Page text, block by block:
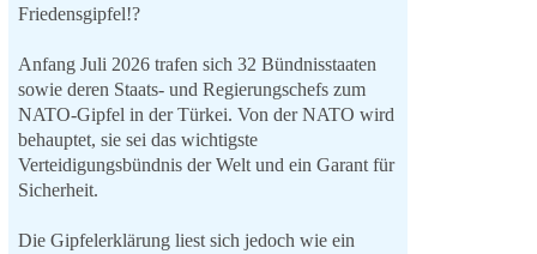
Friedensgipfel!?
Anfang Juli 2026 trafen sich 32 Bündnisstaaten
sowie deren Staats- und Regierungschefs zum
NATO-Gipfel in der Türkei. Von der NATO wird
behauptet, sie sei das wichtigste
Verteidigungsbündnis der Welt und ein Garant für
Sicherheit.
Die Gipfelerklärung liest sich jedoch wie ein